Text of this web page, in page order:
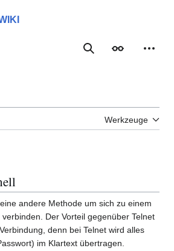
Suche
Werkzeuge
andere Methode um sich zu einem
Der Vorteil gegenüber Telnet
denn bei Telnet wird alles
im Klartext übertragen.